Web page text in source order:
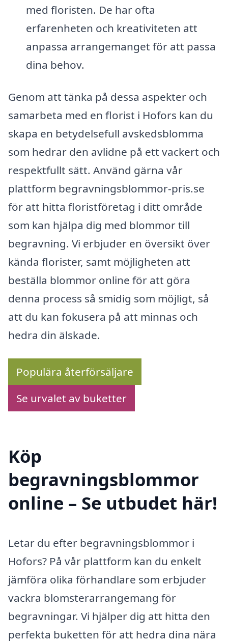
med floristen. De har ofta
erfarenheten och kreativiteten att
anpassa arrangemanget för att passa
dina behov.
Genom att tänka på dessa aspekter och
samarbeta med en florist i Hofors kan du
skapa en betydelsefull avskedsblomma
som hedrar den avlidne på ett vackert och
respektfullt sätt. Använd gärna vår
plattform begravningsblommor-pris.se
för att hitta floristföretag i ditt område
som kan hjälpa dig med blommor till
begravning. Vi erbjuder en översikt över
kända florister, samt möjligheten att
beställa blommor online för att göra
denna process så smidig som möjligt, så
att du kan fokusera på att minnas och
hedra din älskade.
Populära återförsäljare
Se urvalet av buketter
Köp
begravningsblommor
online – Se utbudet här!
Letar du efter begravningsblommor i
Hofors? På vår plattform kan du enkelt
jämföra olika förhandlare som erbjuder
vackra blomsterarrangemang för
begravningar. Vi hjälper dig att hitta den
perfekta buketten för att hedra dina nära